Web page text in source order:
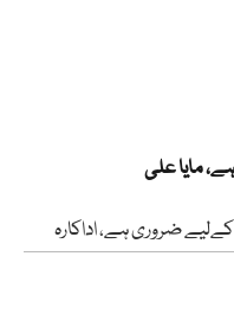
مایا علی
ضروری ہے، اداکارہ